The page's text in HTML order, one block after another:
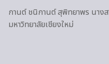
กานต์ ชนิกานต์ สุพิทยาพร นาง
มหาวิทยาลัยเชียงใหม่